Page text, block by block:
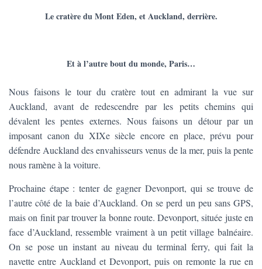
Le cratère du Mont Eden, et Auckland, derrière.
Et à l’autre bout du monde, Paris…
Nous faisons le tour du cratère tout en admirant la vue sur
Auckland, avant de redescendre par les petits chemins qui
dévalent les pentes externes. Nous faisons un détour par un
imposant canon du XIXe siècle encore en place, prévu pour
défendre Auckland des envahisseurs venus de la mer, puis la pente
nous ramène à la voiture.
Prochaine étape : tenter de gagner Devonport, qui se trouve de
l’autre côté de la baie d’Auckland. On se perd un peu sans GPS,
mais on finit par trouver la bonne route. Devonport, située juste en
face d’Auckland, ressemble vraiment à un petit village balnéaire.
On se pose un instant au niveau du terminal ferry, qui fait la
navette entre Auckland et Devonport, puis on remonte la rue en